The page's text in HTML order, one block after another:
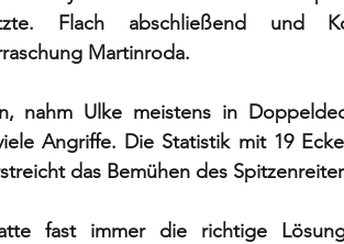
Flach abschließend und
Martinroda.
nahm Ulke meistens in
Angriffe. Die Statistik mit 19
das Bemühen des
fast immer die richtige